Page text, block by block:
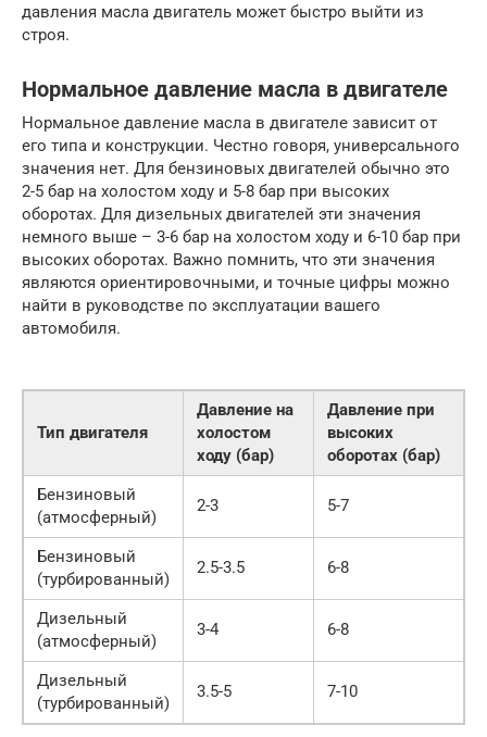
давления масла двигатель может быстро выйти из
строя.
Нормальное давление масла в двигателе
Нормальное давление масла в двигателе зависит от
его типа и конструкции. Честно говоря, универсального
значения нет. Для бензиновых двигателей обычно это
2-5 бар на холостом ходу и 5-8 бар при высоких
оборотах. Для дизельных двигателей эти значения
немного выше – 3-6 бар на холостом ходу и 6-10 бар при
высоких оборотах. Важно помнить, что эти значения
являются ориентировочными, и точные цифры можно
найти в руководстве по эксплуатации вашего
автомобиля.
Тип двигателя
Давление на
холостом
ходу (бар)
Давление при
высоких
оборотах (бар)
Бензиновый
(атмосферный)
2-3 5-7
Бензиновый
(турбированный)
2.5-3.5 6-8
Дизельный
(атмосферный)
3-4 6-8
Дизельный
(турбированный)
3.5-5 7-10